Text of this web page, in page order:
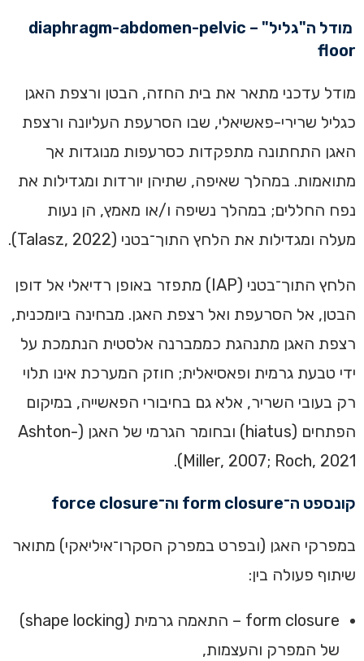
מודל ה"גליל" – diaphragm-abdomen-pelvic
floor
מודל עדכני מתאר את בית החזה, הבטן ורצפת האגן
כגליל שרירי-פאשיאלי, שבו הסרעפת העליונה ורצפת
האגן התחתונה מתפקדות כסרעפות מנוגדות אך
מתואמות. במהלך שאיפה, שתיהן יורדות ומגדילות את
נפח החללים; במהלך נשיפה ו/או מאמץ, הן נעות
מעלה ומגדילות את הלחץ התוך־בטני (Talasz, 2022).
הלחץ התוך־בטני (IAP) מתפזר באופן רדיאלי אל דופן
הבטן, אל הסרעפת ואל רצפת האגן. מבחינה ביומכנית,
רצפת האגן מתנהגת כממברנה אלסטית הנתמכת על
ידי טבעת גרמית ופאסיאלית; חוזק המערכת אינו תלוי
רק בעובי השריר, אלא גם בחיבורי הפאשייה, במיקום
הפתחים (hiatus) ובחומר הגרמי של האגן (Ashton-
Miller, 2007; Roch, 2021).
קונספט ה־form closure וה־force closure
במפרקי האגן (ובפרט במפרק הסקרו־איליאקי) מתואר
שיתוף פעולה בין:
form closure – התאמה גרמית (shape locking)
של המפרק והעצמות,